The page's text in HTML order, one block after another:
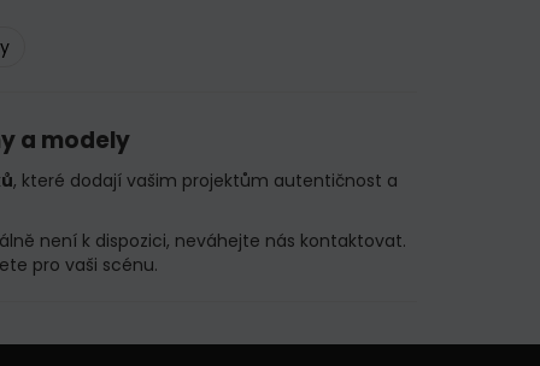
a modely
, které dodají vašim projektům autentičnost a
není k dispozici, neváhejte nás kontaktovat.
pro vaši scénu.